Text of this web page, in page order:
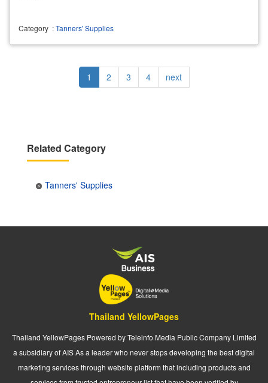
Category :Tanners' Supplies
Current
page
1 Page
2 Page
3 Page
4
Next
page
next
Related Category
Tanners' Supplies
Thailand YellowPages
Thailand YellowPages Powered by Teleinfo Media Public Company Limited
a subsidiary of AIS As a leader who never stops developing the best digital
marketing services through website platform that including products and